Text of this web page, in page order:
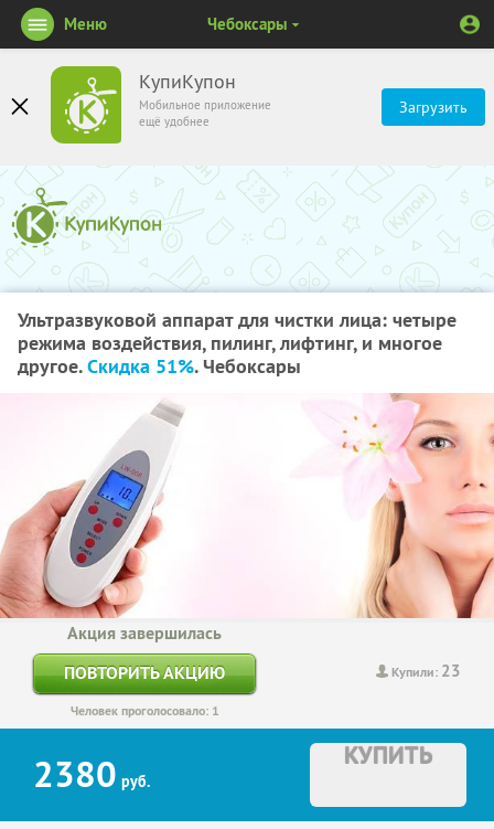
КупиКупон
Мобильное приложение
ещё удобнее
Загрузить
Меню Чебоксары
Ультразвуковой аппарат для чистки лица: четыре
режима воздействия, пилинг, лифтинг, и многое
другое.Скидка 51%. Чебоксары
Купили: 23
Акция завершилась
ПОВТОРИТЬ АКЦИЮ
Человек проголосовало: 1
2380 руб.
КУПИТЬ